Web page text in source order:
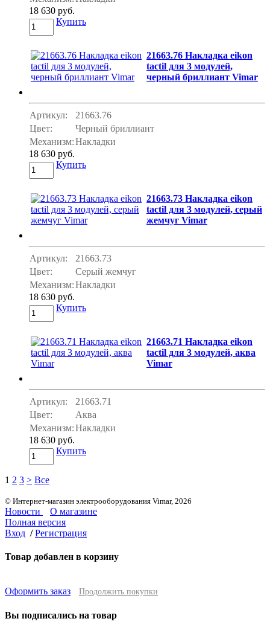
18 630 руб.
Купить
21663.76 Накладка eikon
tactil для 3 модулей,
черный бриллиант Vimar
Артикул:
21663.76
Цвет:
Черный бриллиант
Механизм:Накладки
18 630 руб.
Купить
21663.73 Накладка eikon
tactil для 3 модулей, серый
жемчуг Vimar
Артикул:
21663.73
Цвет:
Серый жемчуг
Механизм:Накладки
18 630 руб.
Купить
21663.71 Накладка eikon
tactil для 3 модулей, аква
Vimar
Артикул:
21663.71
Цвет:
Аква
Механизм:Накладки
18 630 руб.
Купить
1 2 3 > Все
© Интернет-магазин электрооборудования Vimar, 2026
Новости
О магазине
Полная версия
Вход / Регистрация
Товар добавлен в корзину
Оформить заказ Продолжить покупки
Вы подписались на товар